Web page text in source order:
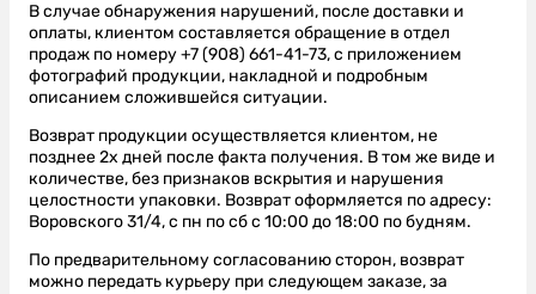
В случае обнаружения нарушений, после доставки и
оплаты, клиентом составляется обращение в отдел
продаж по номеру+7 (908) 661-41-73, с приложением
фотографий продукции, накладной и подробным
описанием сложившейся ситуации.
Возврат продукции осуществляется клиентом, не
позднее 2х дней после факта получения. В том же виде и
количестве, без признаков вскрытия и нарушения
целостности упаковки. Возврат оформляется по адресу:
Воровского 31/4, с пн по сб с 10:00 до 18:00 по будням.
По предварительному согласованию сторон, возврат
можно передать курьеру при следующем заказе, за